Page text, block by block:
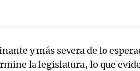
y más severa de lo
la legislatura, lo que